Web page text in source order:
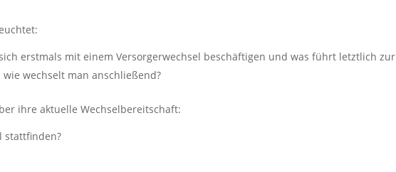
erstmals mit einem Versorgerwechsel beschäftigen und was führt letztlich
wechselt man anschließend?
ihre aktuelle Wechselbereitschaft:
stattfinden?